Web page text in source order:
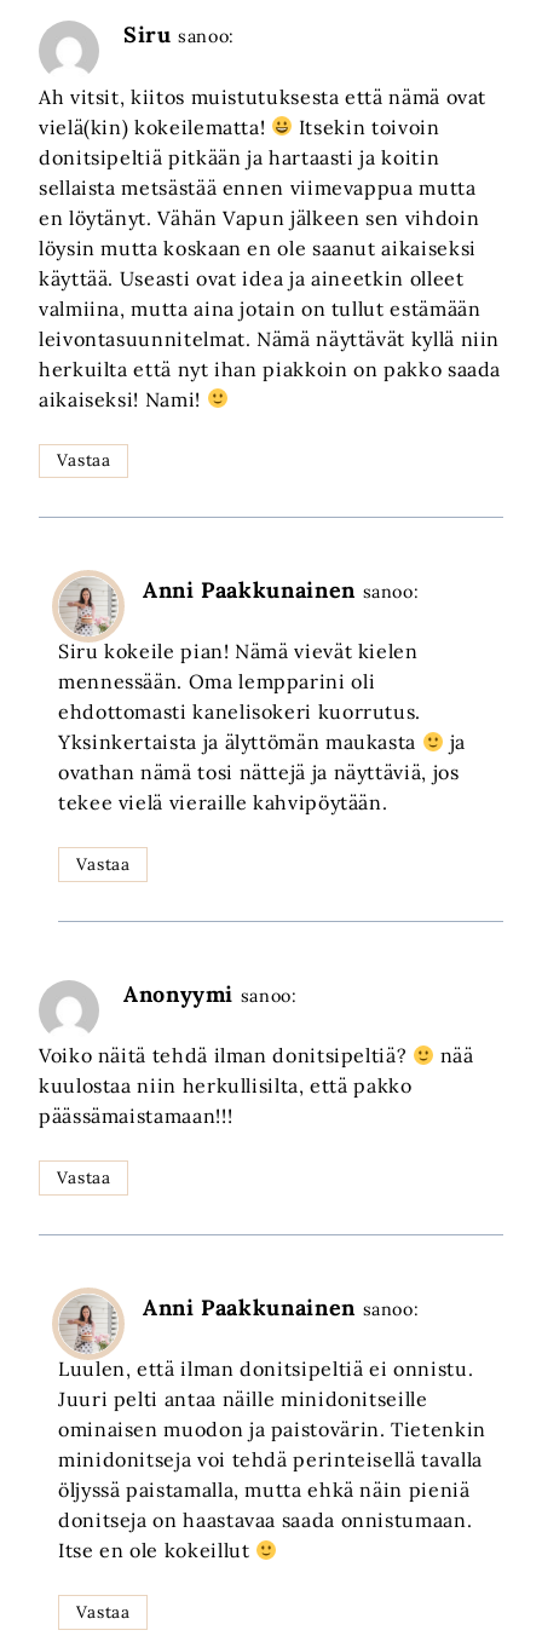
Siru sanoo:
Ah vitsit, kiitos muistutuksesta että nämä ovat
vielä(kin) kokeilematta!
Itsekin toivoin
donitsipeltiä pitkään ja hartaasti ja koitin
sellaista metsästää ennen viimevappua mutta
en löytänyt. Vähän Vapun jälkeen sen vihdoin
löysin mutta koskaan en ole saanut aikaiseksi
käyttää. Useasti ovat idea ja aineetkin olleet
valmiina, mutta aina jotain on tullut estämään
leivontasuunnitelmat. Nämä näyttävät kyllä niin
herkuilta että nyt ihan piakkoin on pakko saada
aikaiseksi! Nami!
Vastaa
Anni Paakkunainen sanoo:
Siru kokeile pian! Nämä vievät kielen
mennessään. Oma lempparini oli
ehdottomasti kanelisokeri kuorrutus.
Yksinkertaista ja älyttömän maukasta
ja
ovathan nämä tosi nättejä ja näyttäviä, jos
tekee vielä vieraille kahvipöytään.
Vastaa
Anonyymi sanoo:
Voiko näitä tehdä ilman donitsipeltiä?
nää
kuulostaa niin herkullisilta, että pakko
päässämaistamaan!!!
Vastaa
Anni Paakkunainen sanoo:
Luulen, että ilman donitsipeltiä ei onnistu.
Juuri pelti antaa näille minidonitseille
ominaisen muodon ja paistovärin. Tietenkin
minidonitseja voi tehdä perinteisellä tavalla
öljyssä paistamalla, mutta ehkä näin pieniä
donitseja on haastavaa saada onnistumaan.
Itse en ole kokeillut
Vastaa